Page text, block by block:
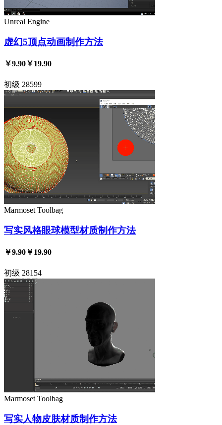
Unreal Engine
虚幻5顶点动画制作方法
￥9.90￥19.90
初级 28599
Marmoset Toolbag
写实风格眼球模型材质制作方法
￥9.90￥19.90
初级 28154
Marmoset Toolbag
写实人物皮肤材质制作方法